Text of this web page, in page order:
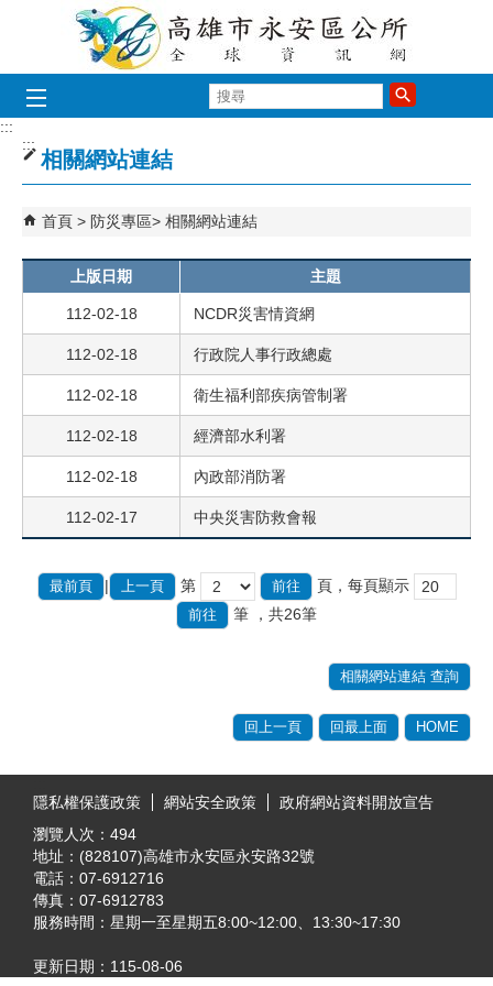
跳到主要內容區塊
尋
:::
:::
相關網站連結
首頁 防災專區 相關網站連結
上版日期 主題
112-02-18 NCDR災害情資網
112-02-18 行政院人事行政總處
112-02-18 衛生福利部疾病管制署
112-02-18 經濟部水利署
112-02-18 內政部消防署
112-02-17 中央災害防救會報
最前頁 | 上一頁 第
頁，每頁顯示
筆
，共26筆
相關網站連結 查詢
回上一頁 回最上面 HOME
隱私權保護政策
網站安全政策
政府網站資料開放宣告
瀏覽人次： 494
地址：(828107)高雄市永安區永安路32號
電話：07-6912716
傳真：07-6912783
服務時間：星期一至星期五8:00~12:00、13:30~17:30
更新日期： 115-08-06